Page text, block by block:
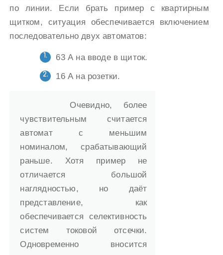
по линии. Если брать пример с квартирным
щитком, ситуация обеспечивается включением
последовательно двух автоматов:
63 А на вводе в щиток.
16 А на розетки.
Очевидно, более
чувствительным считается
автомат с меньшим
номиналом, срабатывающий
раньше. Хотя пример не
отличается большой
наглядностью, но даёт
представление, как
обеспечивается селективность
систем токовой отсечки.
Одновременно вносится